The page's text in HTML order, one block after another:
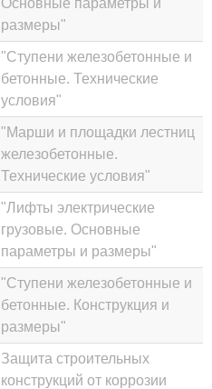
размеры"
"Ступени железобетонные и
бетонные. Технические
условия"
"Марши и площадки лестниц
железобетонные.
Технические условия"
"Лифты электрические
грузовые. Основные
параметры и размеры"
"Ступени железобетонные и
бетонные. Конструкция и
размеры"
Защита строительных
конструкций от коррозии